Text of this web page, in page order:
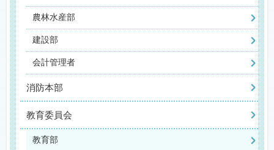
農林水産部
建設部
会計管理者
消防本部
教育委員会
教育部